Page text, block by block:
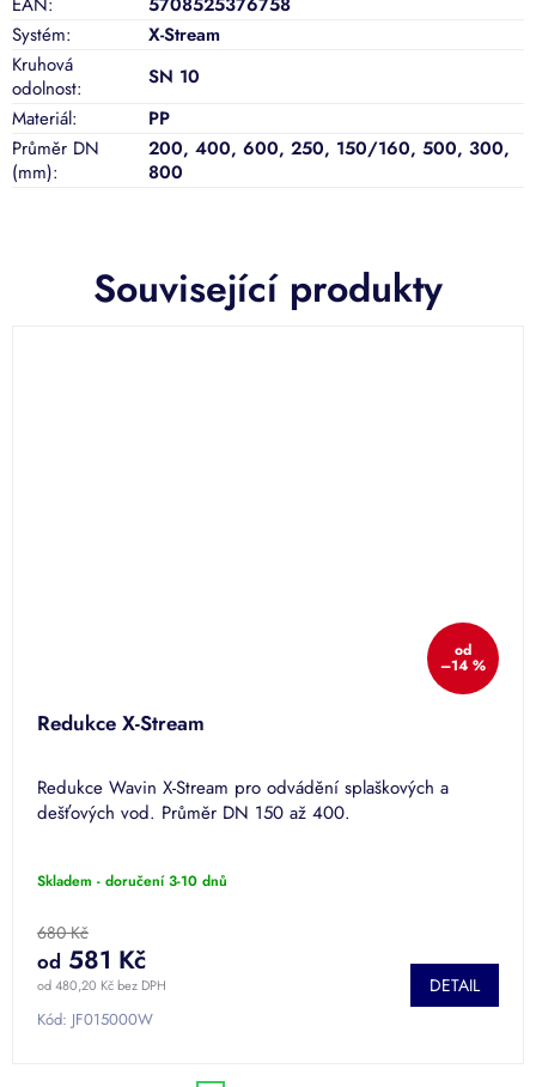
Související produkty
od
–14 %
Redukce X-Stream
Redukce Wavin X-Stream pro odvádění splaškových a
dešťových vod. Průměr DN 150 až 400.
Skladem - doručení 3-10 dnů
680 Kč
od 480,20 Kč bez DPH
od 581 Kč
DETAIL
Kód: JF015000W
Systém:
X-Stream
Kruhová
odolnost:
SN 10
Materiál:
PP
Průměr DN
(mm):
200, 400, 600, 250, 150/160, 500, 300,
800